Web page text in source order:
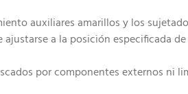
auxiliares amarillos y los
a la posición especificada
por componentes externos